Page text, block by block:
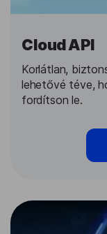
Cloud API
Korlátlan,
lehetővé téve,
fordítson le.